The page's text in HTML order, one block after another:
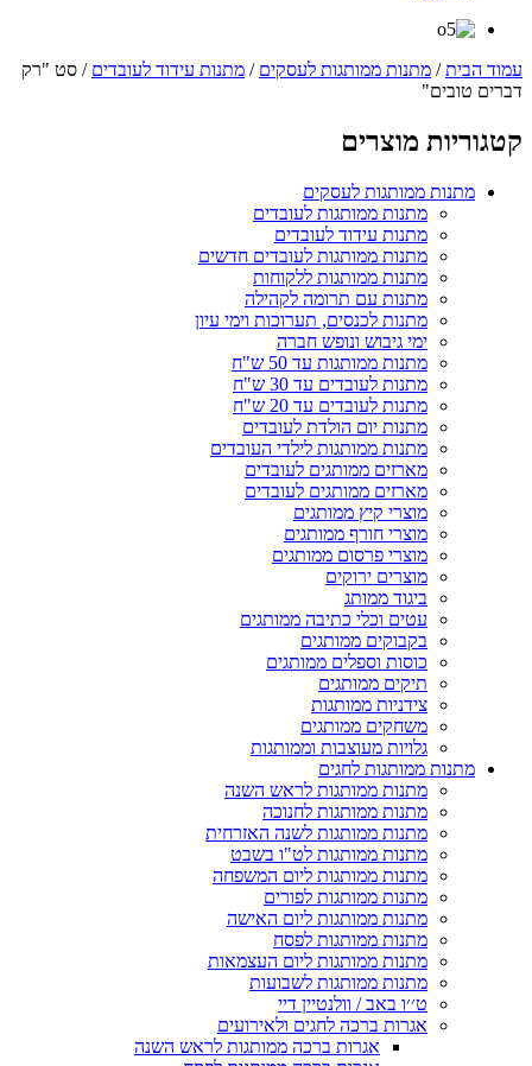
עמוד הבית/ מתנות ממותגות לעסקים / מתנות עידוד לעובדים / סט "רק
דברים טובים"
קטגוריות מוצרים
מתנות ממותגות לעסקים
מתנות ממותגות לעובדים
מתנות עידוד לעובדים
מתנות ממותגות לעובדים חדשים
מתנות ממותגות ללקוחות
מתנות עם תרומה לקהילה
מתנות לכנסים, תערוכות וימי עיון
ימי גיבוש ונופש חברה
מתנות ממותגות עד 50 ש"ח
מתנות לעובדים עד 30 ש"ח
מתנות לעובדים עד 20 ש"ח
מתנות יום הולדת לעובדים
מתנות ממותגות לילדי העובדים
מארזים ממותגים לעובדים
מארזים ממותגים לעובדים
מוצרי קיץ ממותגים
מוצרי חורף ממותגים
מוצרי פרסום ממותגים
מוצרים ירוקים
ביגוד ממותג
עטים וכלי כתיבה ממותגים
בקבוקים ממותגים
כוסות וספלים ממותגים
תיקים ממותגים
צידניות ממותגות
משחקים ממותגים
גלויות מעוצבות וממותגות
מתנות ממותגות לחגים
מתנות ממותגות לראש השנה
מתנות ממותגות לחנוכה
מתנות ממותגות לשנה האזרחית
מתנות ממותגות לט"ו בשבט
מתנות ממותגות ליום המשפחה
מתנות ממותגות לפורים
מתנות ממותגות ליום האישה
מתנות ממותגות לפסח
מתנות ממותגות ליום העצמאות
מתנות ממותגות לשבועות
ט׳׳ו באב / וולנטיין דיי
אגרות ברכה לחגים ולאירועים
אגרות ברכה ממותגות לראש השנה